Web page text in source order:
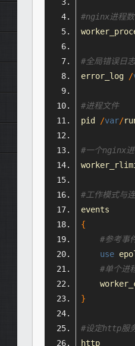
#nginx进程
#全局错误日
error_log
/
#进程文件
pid
/var/
#一个nginx
#工作模式与
events
{
#参考
use
#单个进
}
#设定http服
http